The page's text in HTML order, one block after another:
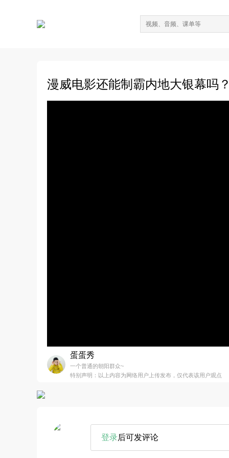
漫威电影还能制霸内地大银幕吗？
蛋蛋秀
一个普通的朝阳群众~
特别声明：以上内容为网络用户上传发布，仅代表该用户观点
登录后可发评论